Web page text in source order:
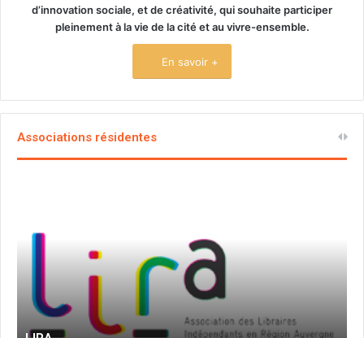
d’innovation sociale, et de créativité, qui souhaite participer
pleinement à la vie de la cité et au vivre-ensemble.
En savoir +
Associations résidentes